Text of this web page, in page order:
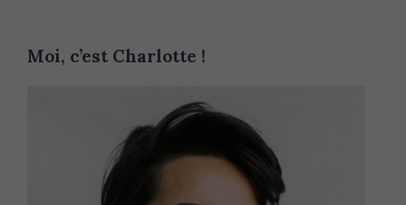
Moi, c’est Charlotte !